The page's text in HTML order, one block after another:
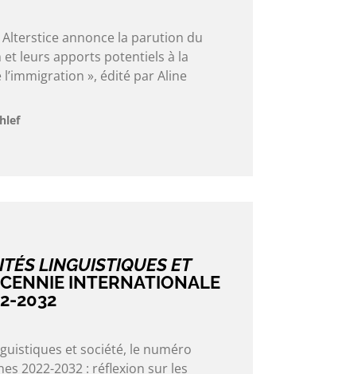
annonce la parution du
et leurs apports potentiels à la
», édité par Aline
LINGUISTIQUES ET
INTERNATIONALE
2032
et société, le numéro
2022-2032 : réflexion sur les